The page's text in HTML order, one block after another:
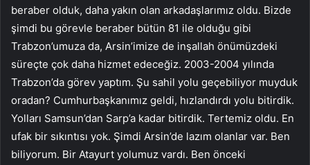
beraber olduk, daha yakın olan arkadaşlarımız oldu. Bizde
şimdi bu görevle beraber bütün 81 ile olduğu gibi
Trabzon’umuza da, Arsin’imize de inşallah önümüzdeki
süreçte çok daha hizmet edeceğiz. 2003-2004 yılında
Trabzon’da görev yaptım. Şu sahil yolu geçebiliyor muyduk
oradan? Cumhurbaşkanımız geldi, hızlandırdı yolu bitirdik.
Yolları Samsun’dan Sarp’a kadar bitirdik. Tertemiz oldu. En
ufak bir sıkıntısı yok. Şimdi Arsin’de lazım olanlar var. Ben
biliyorum. Bir Atayurt yolumuz vardı. Ben önceki